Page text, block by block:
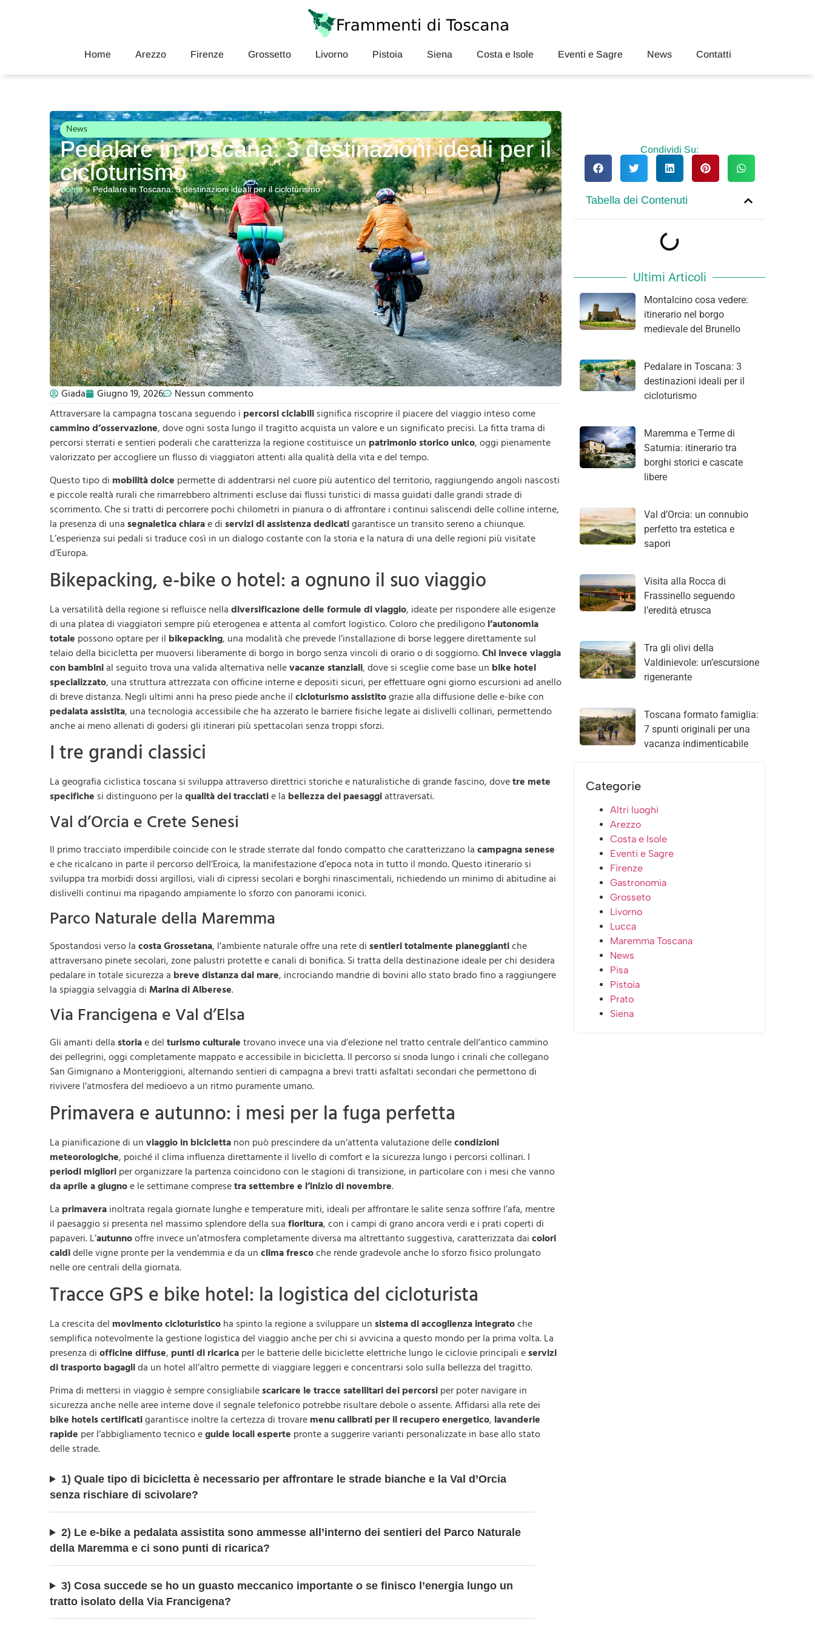
Home Arezzo Firenze Grossetto Livorno Pistoia Siena Costa e Isole Eventi e Sagre News Contatti
News
Pedalare in Toscana: 3 destinazioni ideali per il
cicloturismo
Home»Pedalare in Toscana: 3 destinazioni ideali per il cicloturismo
Giada Giugno 19, 2026
Nessun commento
Attraversare la campagna toscana seguendo i percorsi ciclabili significa riscoprire il piacere del viaggio inteso come
cammino d’osservazione, dove ogni sosta lungo il tragitto acquista un valore e un significato precisi. La fitta trama di
percorsi sterrati e sentieri poderali che caratterizza la regione costituisce un patrimonio storico unico, oggi pienamente
valorizzato per accogliere un flusso di viaggiatori attenti alla qualità della vita e del tempo.
Questo tipo di mobilità dolce permette di addentrarsi nel cuore più autentico del territorio, raggiungendo angoli nascosti
e piccole realtà rurali che rimarrebbero altrimenti escluse dai flussi turistici di massa guidati dalle grandi strade di
scorrimento. Che si tratti di percorrere pochi chilometri in pianura o di affrontare i continui saliscendi delle colline interne,
la presenza di una segnaletica chiarae di servizi di assistenzadedicatigarantisce un transito sereno a chiunque.
L’esperienza sui pedali si traduce così in un dialogo costante con la storia e la natura di una delle regioni più visitate
d’Europa.
Bikepacking, e-bike o hotel: a ognuno il suo viaggio
La versatilità della regione si refluisce nella diversificazione delle formule di viaggio, ideate per rispondere alle esigenze
di una platea di viaggiatori sempre più eterogenea e attenta al comfort logistico. Coloro che prediligono l’autonomia
totale possono optare per il bikepacking, una modalità che prevede l’installazione di borse leggere direttamente sul
telaio della bicicletta per muoversi liberamente di borgo in borgo senza vincoli di orario o di soggiorno.Chi invece viaggia
con bambinial seguito trova una valida alternativa nellevacanze stanziali, dove si sceglie come base un bike hotel
specializzato, una struttura attrezzata con officine interne e depositi sicuri, per effettuare ogni giorno escursioni ad anello
di breve distanza. Negli ultimi anni ha preso piede anche il cicloturismo assistitograzie alla diffusione delle e-bike con
pedalata assistita, una tecnologia accessibile che ha azzerato le barriere fisiche legate ai dislivelli collinari, permettendo
anche ai meno allenati di godersi gli itinerari più spettacolari senza troppi sforzi.
I tre grandi classici
La geografia ciclistica toscana si sviluppa attraverso direttrici storiche e naturalistiche di grande fascino, dovetre mete
specifiche si distinguono per la qualità dei tracciatie la bellezza dei paesaggiattraversati.
Val d’Orcia e Crete Senesi
Il primo tracciato imperdibile coincide con le strade sterrate dal fondo compatto che caratterizzano la campagna senese
e che ricalcano in parte il percorso dell’Eroica, la manifestazione d’epoca nota in tutto il mondo. Questo itinerario si
sviluppa tra morbidi dossi argillosi, viali di cipressi secolari e borghi rinascimentali, richiedendo un minimo di abitudine ai
dislivelli continui ma ripagando ampiamente lo sforzo con panorami iconici.
Parco Naturale della Maremma
Spostandosi verso la costa Grossetana, l’ambiente naturale offre una rete di sentieri totalmente pianeggiantiche
attraversano pinete secolari, zone palustri protette e canali di bonifica. Si tratta della destinazione ideale per chi desidera
pedalare in totale sicurezza a breve distanza dal mare, incrociando mandrie di bovini allo stato brado fino a raggiungere
la spiaggia selvaggia di Marina di Alberese.
Via Francigena e Val d’Elsa
Gli amanti della storiae del turismo culturale trovano invece una via d’elezione nel tratto centrale dell’antico cammino
dei pellegrini, oggi completamente mappato e accessibile in bicicletta. Il percorso si snoda lungo i crinali che collegano
San Gimignano a Monteriggioni, alternando sentieri di campagna a brevi tratti asfaltati secondari che permettono di
rivivere l’atmosfera del medioevo a un ritmo puramente umano.
Primavera e autunno: i mesi per la fuga perfetta
La pianificazione di un viaggio in bicicletta non può prescindere da un’attenta valutazione dellecondizioni
meteorologiche, poiché il clima influenza direttamente il livello di comfort e la sicurezza lungo i percorsi collinari. I
periodi migliori per organizzare la partenza coincidono con le stagioni di transizione, in particolare con i mesi che vanno
da aprile a giugnoe le settimane compresetrasettembre e l’inizio di novembre.
La primavera inoltrata regala giornate lunghe e temperature miti, ideali per affrontare le salite senza soffrire l’afa, mentre
il paesaggio si presenta nel massimo splendore della sua fioritura, con i campi di grano ancora verdi e i prati coperti di
papaveri. L’autunnooffre invece un’atmosfera completamente diversa ma altrettanto suggestiva, caratterizzata dai colori
caldidelle vigne pronte per la vendemmia e da un clima frescoche rende gradevole anche lo sforzo fisico prolungato
nelle ore centrali della giornata.
Tracce GPS e bike hotel: la logistica del cicloturista
La crescita del movimento cicloturistico ha spinto la regione a sviluppare un sistema di accoglienza integratoche
semplifica notevolmente la gestione logistica del viaggio anche per chi si avvicina a questo mondo per la prima volta. La
presenza di officine diffuse, punti di ricarica per le batterie delle biciclette elettriche lungo le ciclovie principali eservizi
di trasporto bagaglida un hotel all’altro permette di viaggiare leggeri e concentrarsi solo sulla bellezza del tragitto.
Prima di mettersi in viaggio è sempre consigliabilescaricare le tracce satellitari dei percorsi per poter navigare in
sicurezza anche nelle aree interne dove il segnale telefonico potrebbe risultare debole o assente. Affidarsi alla rete dei
bike hotels certificatigarantisce inoltre la certezza di trovare menu calibrati per il recupero energetico, lavanderie
rapide per l’abbigliamento tecnico eguide locali esperte pronte a suggerire varianti personalizzate in base allo stato
delle strade.
1) Quale tipo di bicicletta è necessario per affrontare le strade bianche e la Val d’Orcia
senza rischiare di scivolare?
2) Le e-bike a pedalata assistita sono ammesse all’interno dei sentieri del Parco Naturale
della Maremma e ci sono punti di ricarica?
3) Cosa succede se ho un guasto meccanico importante o se finisco l’energia lungo un
tratto isolato della Via Francigena?
Condividi Su:
Tabella dei Contenuti
Ultimi Articoli
Montalcino cosa vedere:
itinerario nel borgo
medievale del Brunello
Pedalare in Toscana: 3
destinazioni ideali per il
cicloturismo
Maremma e Terme di
Saturnia: itinerario tra
borghi storici e cascate
libere
Val d’Orcia: un connubio
perfetto tra estetica e
sapori
Visita alla Rocca di
Frassinello seguendo
l’eredità etrusca
Tra gli olivi della
Valdinievole: un’escursione
rigenerante
Toscana formato famiglia:
7 spunti originali per una
vacanza indimenticabile
Categorie
Altri luoghi
Arezzo
Costa e Isole
Eventi e Sagre
Firenze
Gastronomia
Grosseto
Livorno
Lucca
Maremma Toscana
News
Pisa
Pistoia
Prato
Siena